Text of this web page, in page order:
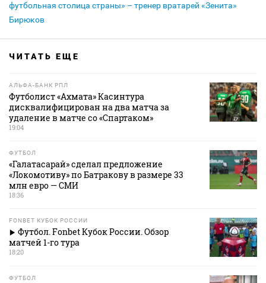
футбольная столица страны» – тренер вратарей «Зенита»
Бирюков
ЧИТАТЬ ЕЩЕ
АЛЬФА-БАНК РПЛ
Футболист «Ахмата» Касинтура
дисквалифицирован на два матча за
удаление в матче со «Спартаком»
19:04
ФУТБОЛ
«Галатасарай» сделал предложение
«Локомотиву» по Батракову в размере 33
млн евро — СМИ
18:36
FONBET КУБОК РОССИИ
Футбол. Fonbet Кубок России. Обзор
матчей 1-го тура
18:20
ФУТБОЛ